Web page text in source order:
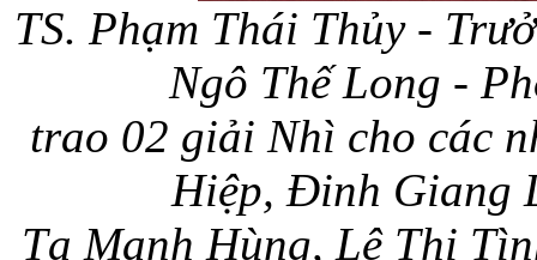
TS. Phạm Thái Thủy -
Ngô Thế Long -
trao 02 giải Nhì cho các
Hiệp, Đinh Giang
Tạ Mạnh Hùng, Lê Thị